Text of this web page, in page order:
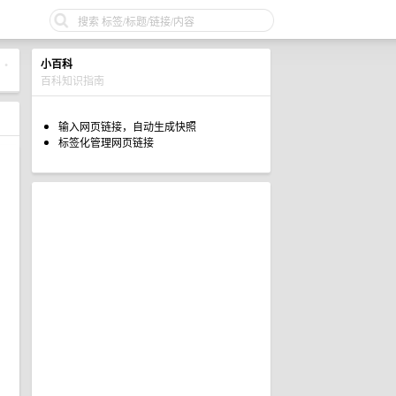
小百科
百科知识指南
输入网页链接，自动生成快照
标签化管理网页链接
•